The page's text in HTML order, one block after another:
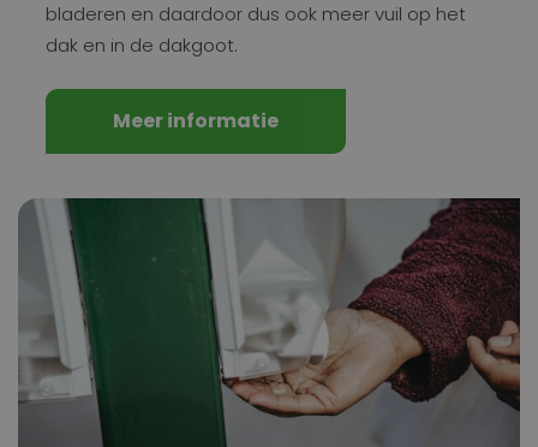
bladeren en daardoor dus ook meer vuil op het
dak en in de dakgoot.
Meer informatie